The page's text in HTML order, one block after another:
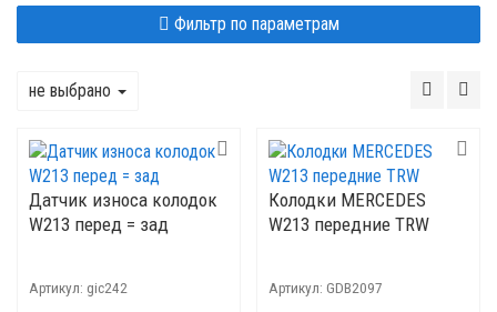
Фильтр по параметрам
не выбрано
Датчик износа колодок
W213 перед = зад
Артикул: gic242
Колодки MERCEDES
W213 передние TRW
Артикул: GDB2097